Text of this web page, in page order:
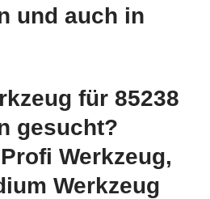
und auch in
für 85238
gesucht?
Werkzeug,
Werkzeug